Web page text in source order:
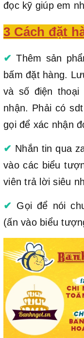
đọc kỹ giúp em
3 Cách đặt
✔ Thêm sản
bấm đặt hàng.
và số điện
nhận. Phải có
gọi để xác nhận
✔ Nhắn tin qua
vào các biểu
viên trả lời siêu
✔ Gọi để nói
(ấn vào biểu